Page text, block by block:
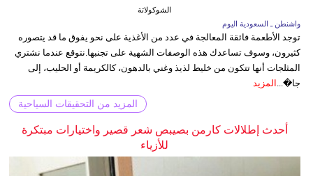
الشوكولاتة
واشنطن ـ السعودية اليوم
توجد الأطعمة فائقة المعالجة في عدد من الأغذية على نحو يفوق ما قد يتصوره
كثيرون، وسوف تساعدك هذه الوصفات الشهية على تجنبها.نتوقع عندما نشتري
المثلجات أنها تتكون من خليط لذيذ وغني بالدهون، كالكريمة أو الحليب، إلى
جا�... المزيد
المزيد من التحقيقات السياحية
أحدث إطلالات كارمن بصيبص شعر قصير واختيارات مبتكرة
للأزياء